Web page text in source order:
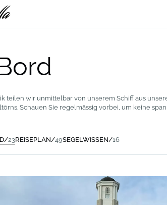
teilen wir unmittelbar von unserem Schiff aus
Schauen Sie regelmässig vorbei, um keine
23REISEPLAN/49SEGELWISSEN/16